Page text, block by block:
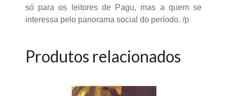
só para os leitores de Pagu, mas a quem se
interessa pelo panorama social do período. /p
Produtos relacionados